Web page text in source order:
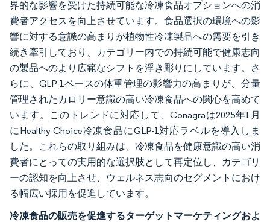
界的な影響を受けた持続可能な冷凍食品オプションへの消
費者アクセスを向上させています。食品選択の環境への影
響に対する意識の高まりが植物性冷凍製品への需要を引き
続き牽引しており、カテゴリー内での持続可能で健康志向
の製品へのより広範なシフトを浮き彫りにしています。さ
らに、GLP-1ベースの体重管理の影響力の高まりが、分量
管理されたカロリー意識の高い冷凍食品への関心を高めて
います。このトレンドに対応して、Conagraは2025年1月
にHealthy Choice冷凍食品にGLP-1対応ラベルを導入しま
した。これらの取り組みは、冷凍食品を健康意識の高い消
費者にとっての実用的な選択肢として再定位し、カテゴリ
ーの認知を向上させ、ウェルネス志向のセグメントにおけ
る幅広い採用を促進しています。
冷凍食品の販売を促進するターゲットマーケティングおよ